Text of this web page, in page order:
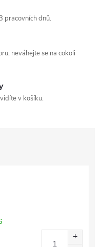
pracovních dnů.
neváhejte se na cokoli
v košíku.